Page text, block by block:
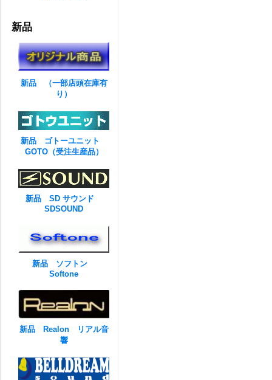
新品
新品 （一部店頭在庫有
り）
新品 ゴトーユニット
GOTO（受注生産品）
新品 SD サウンド
SDSOUND
新品 ソフトン
Softone
新品 Realon リアル音
響